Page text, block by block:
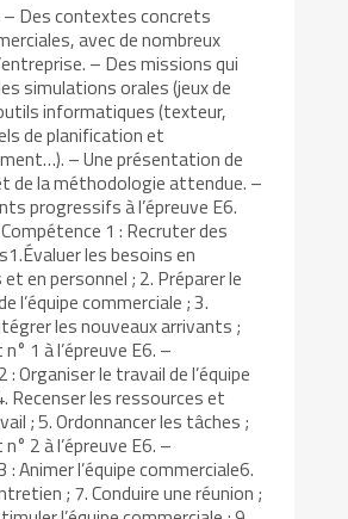
Des contextes concrets
avec de nombreux
– Des missions qui
simulations orales (jeux de
informatiques (texteur,
de planification et
– Une présentation de
de la méthodologie attendue. –
progressifs à l’épreuve E6.
1 : Recruter des
les besoins en
en personnel ; 2. Préparer le
l’équipe commerciale ; 3.
les nouveaux arrivants ;
1 à l’épreuve E6. –
: Organiser le travail de l’équipe
Recenser les ressources et
; 5. Ordonnancer les tâches ;
2 à l’épreuve E6. –
: Animer l’équipe commerciale6.
; 7. Conduire une réunion ;